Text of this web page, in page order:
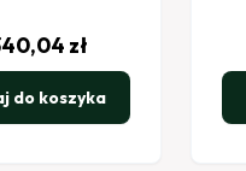
zł
do koszyka